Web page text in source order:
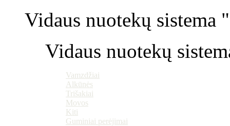
Vidaus nuotekų
Vidaus nuotekų
Vamzdžiai
Alkūnės
Trišakiai
Movos
Kiti
Guminiai perėjimai